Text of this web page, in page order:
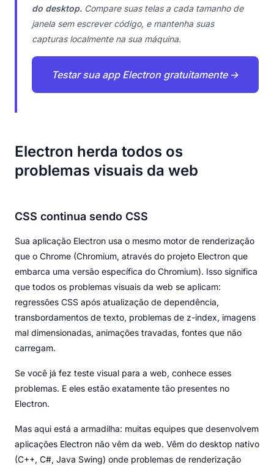
do desktop. Compare suas telas a cada tamanho de
janela sem escrever código, e mantenha suas
capturas localmente na sua máquina.
Testar sua app Electron gratuitamente →
Electron herda todos os
problemas visuais da web
CSS continua sendo CSS
Sua aplicação Electron usa o mesmo motor de renderização
que o Chrome (Chromium, através do projeto Electron que
embarca uma versão específica do Chromium). Isso significa
que todos os problemas visuais da web se aplicam:
regressões CSS após atualização de dependência,
transbordamentos de texto, problemas de z-index, imagens
mal dimensionadas, animações travadas, fontes que não
carregam.
Se você já fez teste visual para a web, conhece esses
problemas. E eles estão exatamente tão presentes no
Electron.
Mas aqui está a armadilha: muitas equipes que desenvolvem
aplicações Electron não vêm da web. Vêm do desktop nativo
(C++, C#, Java Swing) onde problemas de renderização